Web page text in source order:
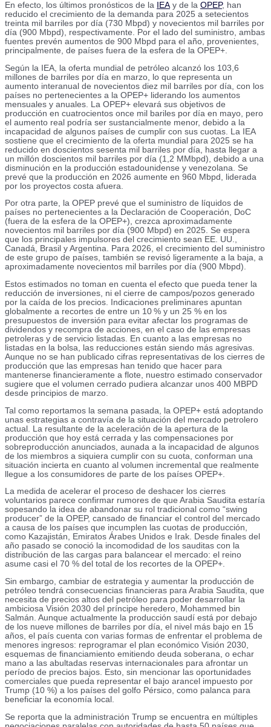
En efecto, los últimos pronósticos de la
IEAy de la OPEP, han
reducido el crecimiento de la demanda para 2025 a setecientos
treinta mil barriles por día (730 Mbpd) y novecientos mil barriles por
día (900 Mbpd), respectivamente. Por el lado del suministro, ambas
fuentes prevén aumentos de 900 Mbpd para el año, provenientes,
principalmente, de países fuera de la esfera de la OPEP+.
Según la IEA, la oferta mundial de petróleo alcanzó los 103,6
millones de barriles por día en marzo, lo que representa un
aumento interanual de novecientos diez mil barriles por día, con los
países no pertenecientes a la OPEP+ liderando los aumentos
mensuales y anuales. La OPEP+ elevará sus objetivos de
producción en cuatrocientos once mil bariles por día en mayo, pero
el aumento real podría ser sustancialmente menor, debido a la
incapacidad de algunos países de cumplir con sus cuotas. La IEA
sostiene que el crecimiento de la oferta mundial para 2025 se ha
reducido en doscientos sesenta mil barriles por día, hasta llegar a
un millón doscientos mil barriles por día (1,2 MMbpd), debido a una
disminución en la producción estadounidense y venezolana. Se
prevé que la producción en 2026 aumente en 960 Mbpd, liderada
por los proyectos costa afuera.
Por otra parte, la OPEP prevé que el suministro de líquidos de
países no pertenecientes a la Declaración de Cooperación, DoC
(fuera de la esfera de la OPEP+), crezca aproximadamente
novecientos mil barriles por día (900 Mbpd) en 2025. Se espera
que los principales impulsores del crecimiento sean EE. UU.,
Canadá, Brasil y Argentina. Para 2026, el crecimiento del suministro
de este grupo de países, también se revisó ligeramente a la baja, a
aproximadamente novecientos mil barriles por día (900 Mbpd).
Estos estimados no toman en cuenta el efecto que pueda tener la
reducción de inversiones, ni el cierre de campos/pozos generado
por la caída de los precios. Indicaciones preliminares apuntan
globalmente a recortes de entre un 10 % y un 25 % en los
presupuestos de inversión para evitar afectar los programas de
dividendos y recompra de acciones, en el caso de las empresas
petroleras y de servicio listadas. En cuanto a las empresas no
listadas en la bolsa, las reducciones están siendo más agresivas.
Aunque no se han publicado cifras representativas de los cierres de
producción que las empresas han tenido que hacer para
mantenerse financieramente a flote, nuestro estimado conservador
sugiere que el volumen cerrado pudiera alcanzar unos 400 MBPD
desde principios de marzo.
Tal como reportamos la semana pasada, la OPEP+ está adoptando
unas estrategias a contravía de la situación del mercado petrolero
actual. La resultante de la aceleración de la apertura de la
producción que hoy está cerrada y las compensaciones por
sobreproducción anunciados, aunada a la incapacidad de algunos
de los miembros a siquiera cumplir con su cuota, conforman una
situación incierta en cuanto al volumen incremental que realmente
llegue a los consumidores de parte de los países OPEP+.
La medida de acelerar el proceso de deshacer los cierres
voluntarios parece confirmar rumores de que Arabia Saudita estaría
sopesando la idea de abandonar su rol tradicional como “swing
producer” de la OPEP, cansado de financiar el control del mercado
a causa de los países que incumplen las cuotas de producción,
como Kazajistán, Emiratos Árabes Unidos e Irak. Desde finales del
año pasado se conoció la incomodidad de los sauditas con la
distribución de las cargas para balancear el mercado: el reino
asume casi el 70 % del total de los recortes de la OPEP+.
Sin embargo, cambiar de estrategia y aumentar la producción de
petróleo tendrá consecuencias financieras para Arabia Saudita, que
necesita de precios altos del petróleo para poder desarrollar la
ambiciosa Visión 2030 del príncipe heredero, Mohammed bin
Salmán. Aunque actualmente la producción saudí está por debajo
de los nueve millones de barriles por día, el nivel más bajo en 15
años, el país cuenta con varias formas de enfrentar el problema de
menores ingresos: reprogramar el plan económico Visión 2030,
esquemas de financiamiento emitiendo deuda soberana, o echar
mano a las abultadas reservas internacionales para afrontar un
período de precios bajos. Esto, sin mencionar las oportunidades
comerciales que pueda representar el bajo arancel impuesto por
Trump (10 %) a los países del golfo Pérsico, como palanca para
beneficiar la economía local.
Se reporta que la administración Trump se encuentra en múltiples